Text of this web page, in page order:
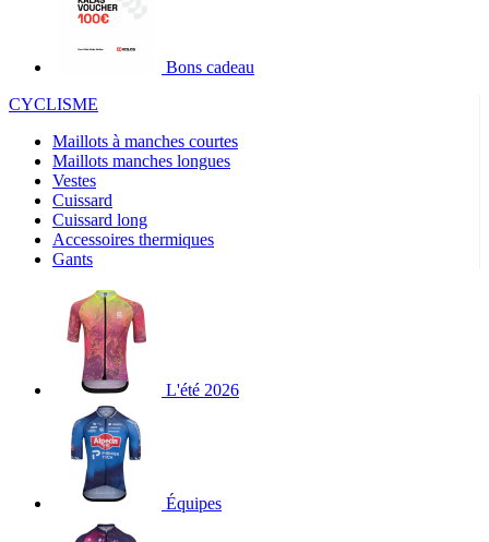
Bons cadeau
CYCLISME
Maillots à manches courtes
Maillots manches longues
Vestes
Cuissard
Cuissard long
Accessoires thermiques
Gants
L'été 2026
Équipes